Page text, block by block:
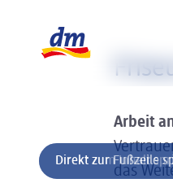
Direkt zum Inhalt
Direkt zur Fußzeile
Arbeit
das